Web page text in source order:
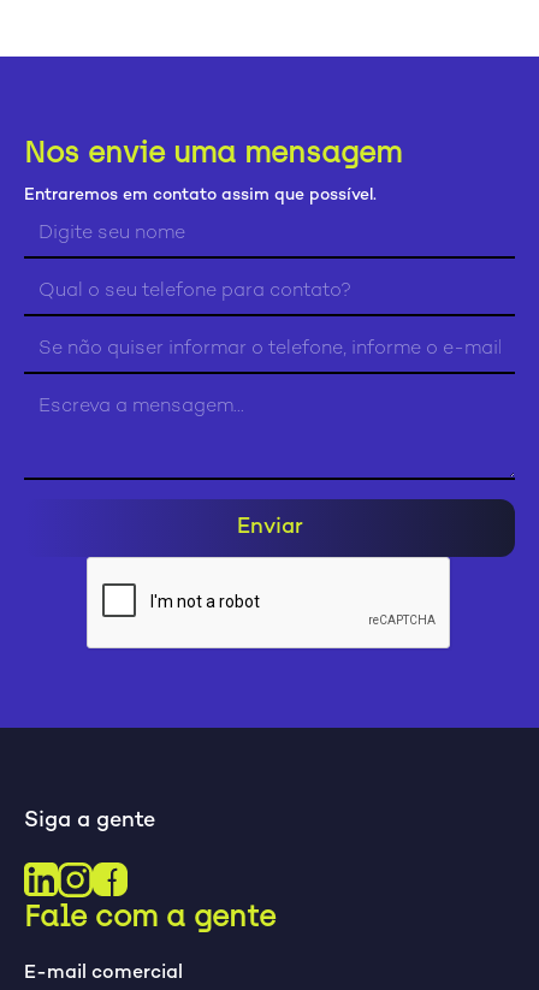
Nos envie uma mensagem
Entraremos em contato assim que possível.
Enviar
Siga a gente
Fale com a gente
E-mail comercial